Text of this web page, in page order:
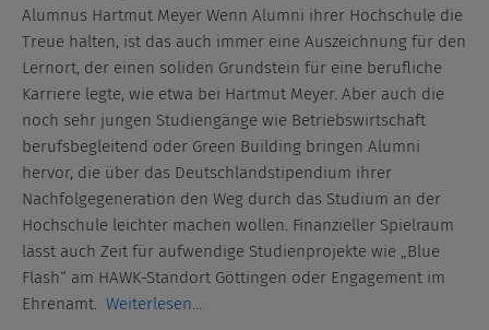
Alumnus Hartmut Meyer Wenn Alumni ihrer Hochschule die
Treue halten, ist das auch immer eine Auszeichnung für den
Lernort, der einen soliden Grundstein für eine berufliche
Karriere legte, wie etwa bei Hartmut Meyer. Aber auch die
noch sehr jungen Studiengänge wie Betriebswirtschaft
berufsbegleitend oder Green Building bringen Alumni
hervor, die über das Deutschlandstipendium ihrer
Nachfolgegeneration den Weg durch das Studium an der
Hochschule leichter machen wollen. Finanzieller Spielraum
lässt auch Zeit für aufwendige Studienprojekte wie „Blue
Flash“ am HAWK-Standort Göttingen oder Engagement im
Ehrenamt. Weiterlesen...